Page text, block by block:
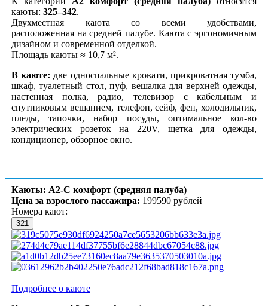
каюты: 325–342.
Двухместная каюта со всеми удобствами,
расположенная на средней палубе. Каюта с эргономичным
дизайном и современной отделкой.
Площадь каюты ≈ 10,7 м².
В каюте: две односпальные кровати, прикроватная тумба,
шкаф, туалетный стол, пуф, вешалка для верхней одежды,
настенная полка, радио, телевизор с кабельным и
спутниковым вещанием, телефон, сейф, фен, холодильник,
пледы, тапочки, набор посуды, оптимальное кол-во
электрических розеток на 220V, щетка для одежды,
кондиционер, обзорное окно.
Каюты: А2-С комфорт (средняя палуба)
Цена за взрослого пассажира: 199590 рублей
Номера кают:
321
Подробнее о каюте